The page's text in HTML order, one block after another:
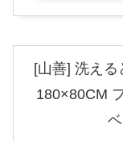
[山善] 洗え
180×80CM